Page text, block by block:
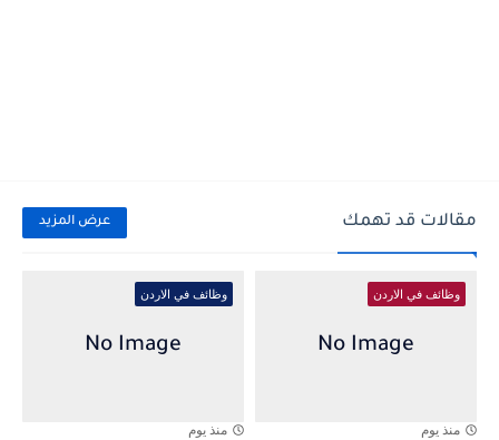
مقالات قد تهمك عرض المزيد
وظائف في الاردن
منذ يوم
وظائف في الاردن
منذ يوم